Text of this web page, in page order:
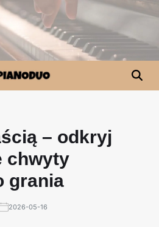
– odkryj
chwyty
grania
2026-05-16